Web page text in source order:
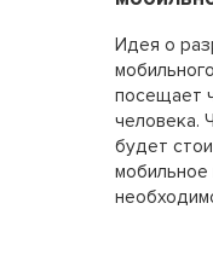
Идея о
посещает
человека.
будет
мобильное